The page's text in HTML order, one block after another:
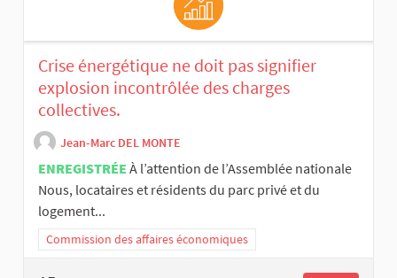
Crise énergétique ne doit pas signifier
explosion incontrôlée des charges
collectives.
Jean-Marc DEL MONTE
ENREGISTRÉE À l’attention de l’Assemblée nationale
Nous, locataires et résidents du parc privé et du
logement...
Commission des affaires économiques